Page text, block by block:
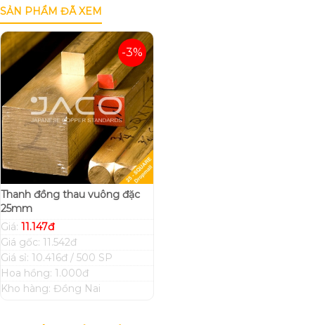
SẢN PHẨM ĐÃ XEM
-3%
Thanh đồng thau vuông đặc
25mm
Giá: 11.147đ
Giá gốc: 11.542đ
Giá sỉ: 10.416đ / 500 SP
Hoa hồng: 1.000đ
Kho hàng: Đồng Nai